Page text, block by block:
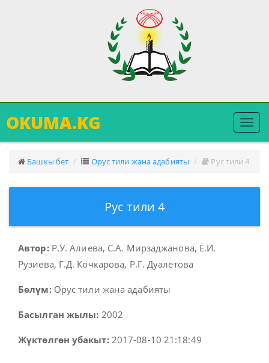
OKUMA.KG
Башкы бет Орус тили жана адабияты Рус тили 4
Рус тили 4
Автор:Р.У. Алиева, С.А. Мирзаджанова, Ё.И.
Рузиева, Г.Д. Кочкарова, Р.Г. Дуалетова
Бөлүм:Орус тили жана адабияты
Басылган жылы: 2002
Жүктөлгөн убакыт:2017-08-10 21:18:49